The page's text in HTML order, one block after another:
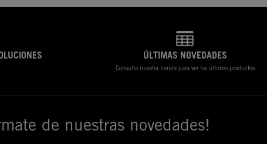
ÚLTIMAS NOVEDADES
Consulta nuestra tienda para ver los últimos productos
de nuestras novedades!